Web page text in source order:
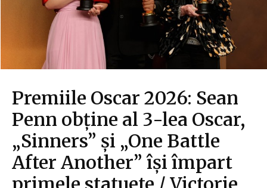
Premiile Oscar 2026: Sean
Penn obține al 3-lea Oscar,
„Sinners” și „One Battle
After Another” își împart